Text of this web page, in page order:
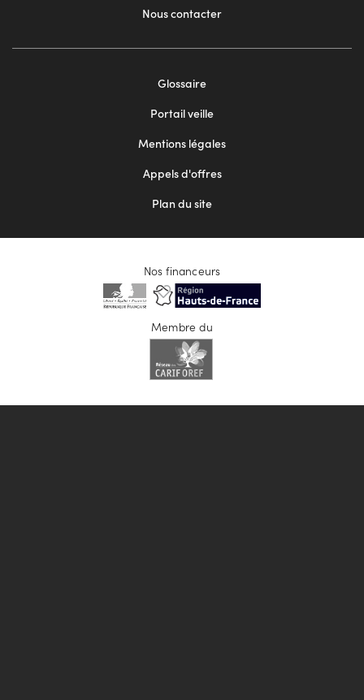
Nous contacter
Glossaire
Portail veille
Mentions légales
Appels d'offres
Plan du site
Nos financeurs
Membre du